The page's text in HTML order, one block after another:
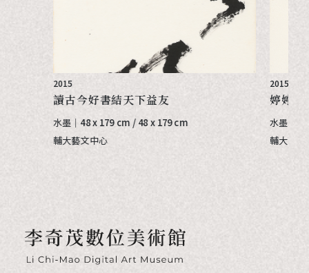
2015
讀古今好書結天下益友
水墨｜ 48 x 179 cm / 48 x 179 cm
輔大藝文中心
2015
婷婷芋
水墨｜
輔大藝文